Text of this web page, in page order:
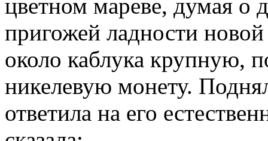
цветном мареве, думая о
пригожей ладности
около каблука крупную,
никелевую монету.
ответила на его